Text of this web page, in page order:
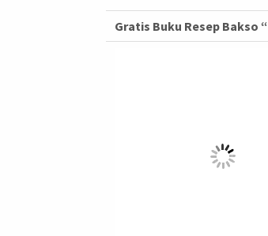
Gratis Buku Resep Bakso “